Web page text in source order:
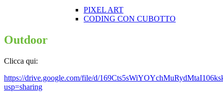
PIXEL ART
CODING CON CUBOTTO
Outdoor
Clicca qui:
https://drive.google.com/file/d/
usp=sharing